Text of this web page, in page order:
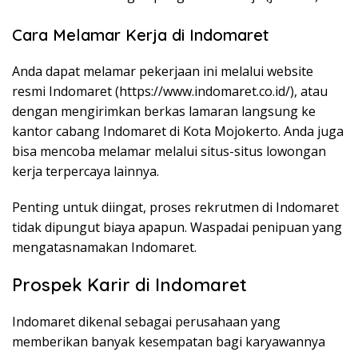
Cara Melamar Kerja di Indomaret
Anda dapat melamar pekerjaan ini melalui website
resmi Indomaret (https://www.indomaret.co.id/), atau
dengan mengirimkan berkas lamaran langsung ke
kantor cabang Indomaret di Kota Mojokerto. Anda juga
bisa mencoba melamar melalui situs-situs lowongan
kerja terpercaya lainnya.
Penting untuk diingat, proses rekrutmen di Indomaret
tidak dipungut biaya apapun. Waspadai penipuan yang
mengatasnamakan Indomaret.
Prospek Karir di Indomaret
Indomaret dikenal sebagai perusahaan yang
memberikan banyak kesempatan bagi karyawannya